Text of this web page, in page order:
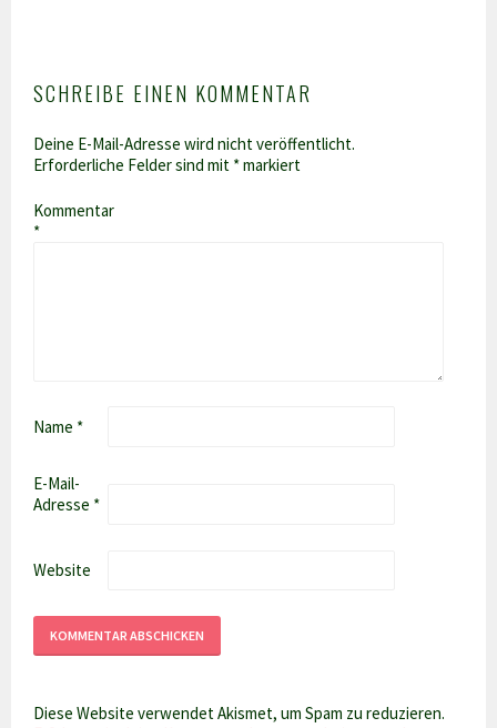
SCHREIBE EINEN KOMMENTAR
Deine E-Mail-Adresse wird nicht veröffentlicht.
Erforderliche Felder sind mit *markiert
Kommentar
*
Name *
E-Mail-
Adresse *
Website
Diese Website verwendet Akismet, um Spam zu reduzieren.